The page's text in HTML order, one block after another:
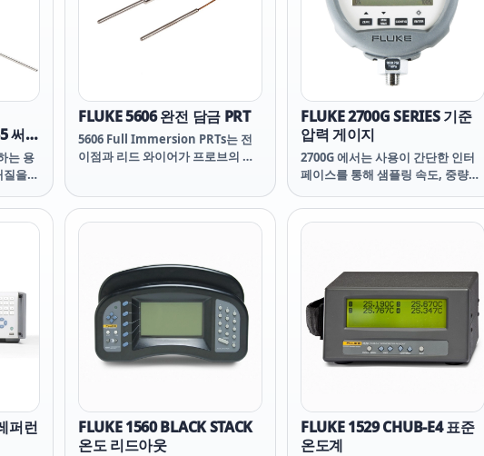
써미
는 용
질을
더욱
스터
FLUKE 5606 완전 담금 PRT
5606 Full Immersion PRTs는 전
이점과 리드 와이어가 프로브의 전
동할 수 있도록 설계 되었습니다.
("Immersions"은 이 경우 주변 온
미하며, 반드시 PRT 및 해당 구성 요
소가 노출되는 매체를 가리키지는
않습니다.)
FLUKE 2700G SERIES 기준
압력 게이지
2700G 에서는 사용이 간단한 인터
페이스를 통해 샘플링 속도, 중량
성하고 최소/최대 압력을 재설정할
수 있으며, 남은 배터리 수명을 확인
지 다양한 표준 엔지니어링 단위에
서 선택할 수 있으며, 관리자 메뉴를
사용하여 한 가지 사용자 정의 엔지
니어링 단위를 설정할 수 있습니다.
관리자 메뉴에서 이러한 각 기능을
사용하지 못하도록 잠가 잘못된 측
퍼런
FLUKE 1560 BLACK STACK
온도 리드아웃
FLUKE 1529 CHUB-E4 표준
온도계